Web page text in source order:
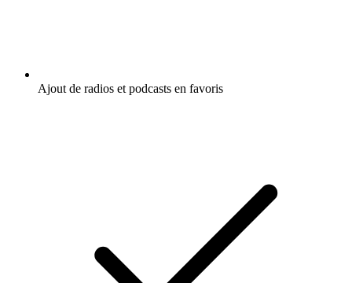
Ajout de radios et podcasts en favoris